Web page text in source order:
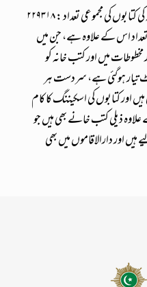
تاریخ ۲۸؍جنوری ۲۰۲۵ء تک کتب خانہ کی کتابوں کی مجموعی تعداد : ۲۲۹۳۱۸
اس کے علاوہ ہے، جن میں
مخطوطات میں اور کتب خانہ کو
تیار ہوگئی ہے، سردست ہر
اور کتابوں کی اسکیننگ کا کام
ذیلی کتب خانے بھی ہیں جو
اور دارالاقاموں میں بھی